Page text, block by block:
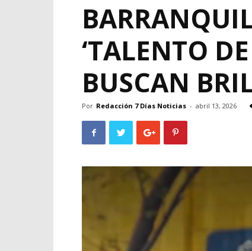
‘TALENTO
BUSCAN
Por Redacción 7 Días Noticias - abril 13, 2026